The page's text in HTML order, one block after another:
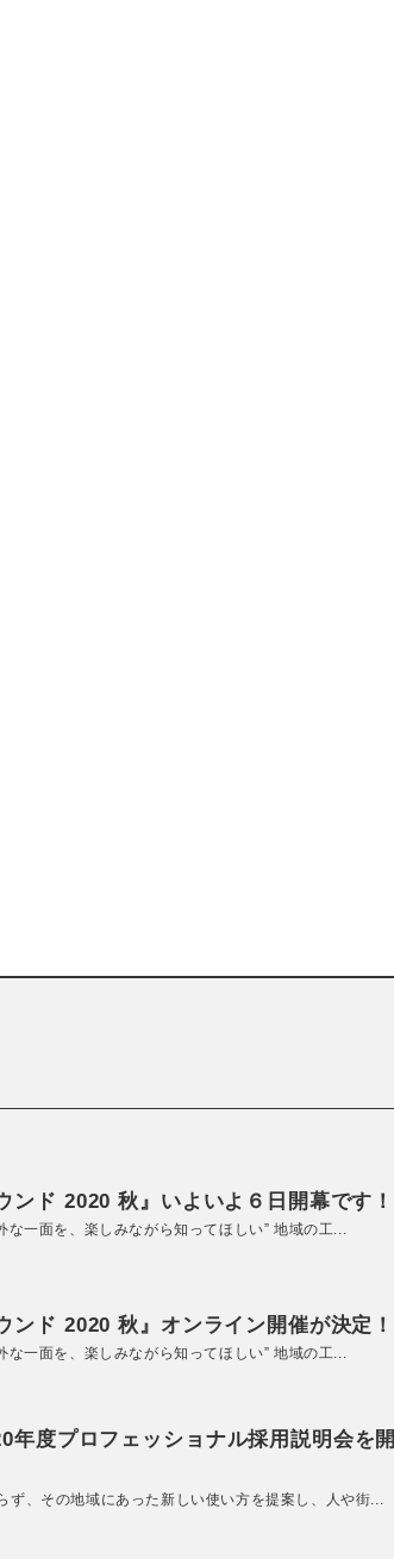
ンド 2020 秋』いよいよ６日開幕です！
一面を、楽しみながら知ってほしい” 地域の工...
ンド 2020 秋』オンライン開催が決定！
一面を、楽しみながら知ってほしい” 地域の工...
年度プロフェッショナル採用説明会を開
、その地域にあった新しい使い方を提案し、人や街...